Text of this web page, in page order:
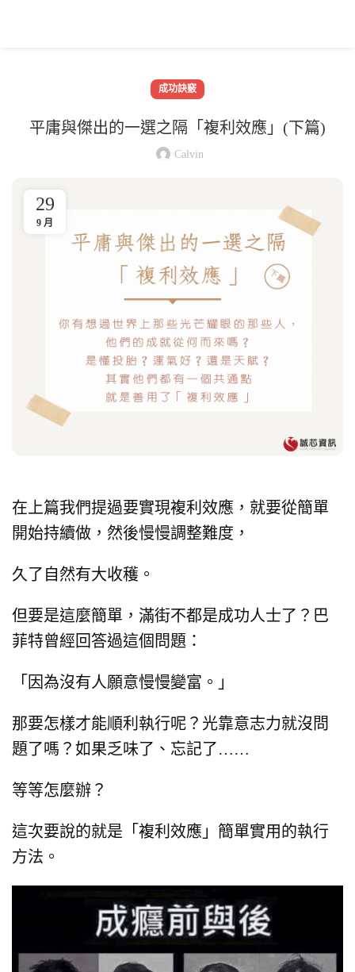
成功訣竅
平庸與傑出的一選之隔「複利效應」(下篇)
Calvin
29
9 月
在上篇我們提過要實現複利效應， 就要從簡單
開始持續做， 然後慢慢調整難度，
久了自然有大收穫。
但要是這麼簡單，滿街不都是成功人士了？ 巴
菲特曾經回答過這個問題：
「因為沒有人願意慢慢變富。」
那要怎樣才能順利執行呢？ 光靠意志力就沒問
題了嗎？ 如果乏味了、忘記了……
等等怎麼辦？
這次要說的就是「複利效應」簡單實用的執行
方法。